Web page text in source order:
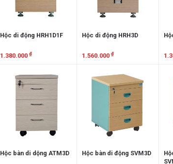
Hộc di động HRH1D1F
1.380.000 ₫
Hộc di động HRH3D
1.560.000 ₫
Hộc bàn di dộng ATM3D Hộc bàn di động SVM3D